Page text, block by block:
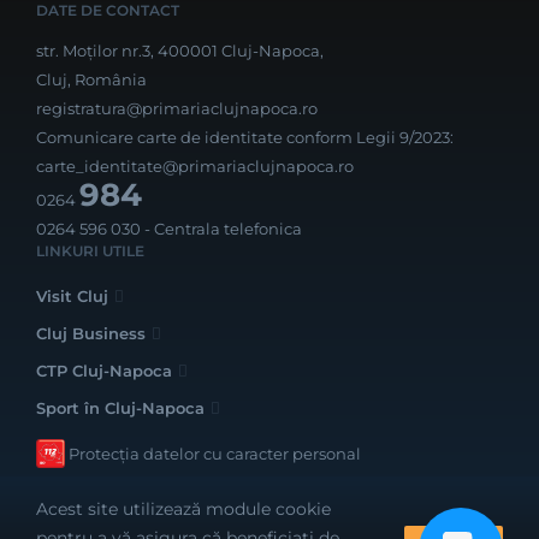
DATE DE CONTACT
str. Moților nr.3, 400001 Cluj-Napoca,
Cluj, România
registratura@primariaclujnapoca.ro
Comunicare carte de identitate conform Legii 9/2023:
carte_identitate@primariaclujnapoca.ro
0264984
0264 596 030 - Centrala telefonica
LINKURI UTILE
Visit Cluj
Cluj Business
CTP Cluj-Napoca
Sport în Cluj-Napoca
Protecția datelor cu caracter personal
Acest site utilizează module cookie